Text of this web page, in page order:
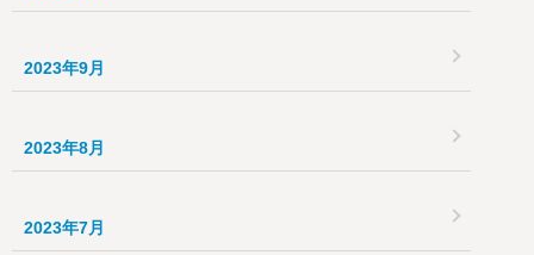
2023年9月
2023年8月
2023年7月